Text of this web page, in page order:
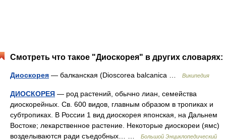
Смотреть что такое "Диоскорея" в других словарях:
Диоскорея — балканская (Dioscorea balcanica … Википедия
ДИОСКОРЕЯ — род растений, обычно лиан, семейства
диоскорейных. Св. 600 видов, главным образом в тропиках и
субтропиках. В России 1 вид диоскорея японская, на Дальнем
Востоке; лекарственное растение. Некоторые диоскореи (ямс)
возделываются ради съедобных… …
Большой Энциклопедический